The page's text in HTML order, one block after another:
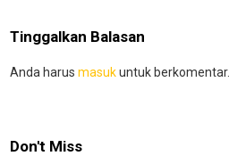
Tinggalkan Balasan
Anda harus masukuntuk berkomentar.
Don't Miss